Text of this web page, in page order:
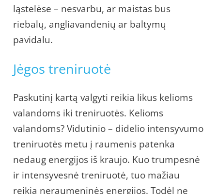
ląstelėse – nesvarbu, ar maistas bus
riebalų, angliavandenių ar baltymų
pavidalu.
Jėgos treniruotė
Paskutinį kartą valgyti reikia likus kelioms
valandoms iki treniruotės. Kelioms
valandoms? Vidutinio – didelio intensyvumo
treniruotės metu į raumenis patenka
nedaug energijos iš kraujo. Kuo trumpesnė
ir intensyvesnė treniruotė, tuo mažiau
reikia neraumeninės energijos. Todėl ne